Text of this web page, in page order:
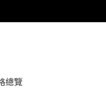
總覽